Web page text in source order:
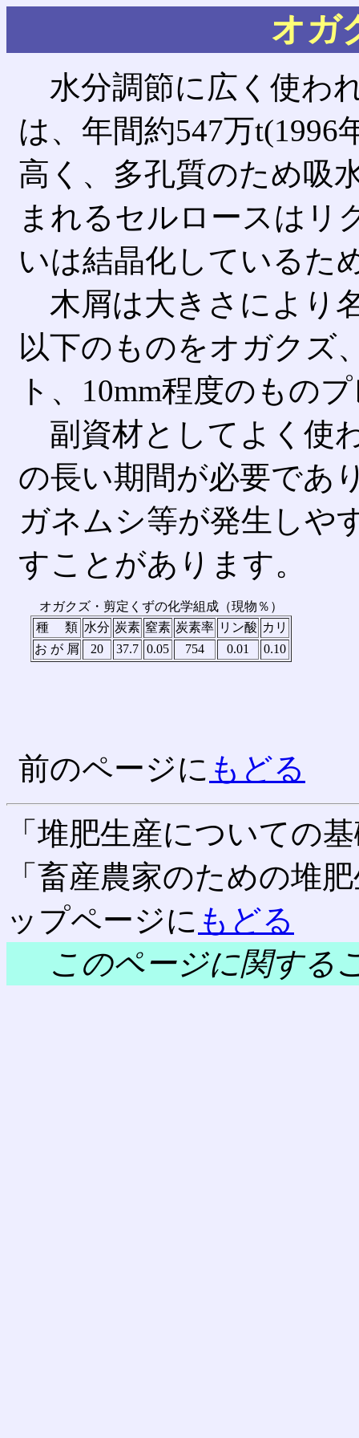
オガ
水分調節に広く使わ
は、年間約547万
高く、多孔質のため吸
まれるセルロースはリ
いは結晶化しているた
木屑は大きさにより
以下のものをオガクズ
ト、10mm程度のもの
副資材としてよく使
の長い期間が必要であ
ガネムシ等が発生しや
すことがあります。
オガクズ・剪定くずの化学組成（現物％）
種 類 水分 炭素 窒素 炭素率 リン酸 カリ
お が 屑
20 37.7 0.05 754 0.01 0.10
前のページに もどる
「堆肥生産についての
「畜産農家のための堆
ップページに もどる
このページに関する